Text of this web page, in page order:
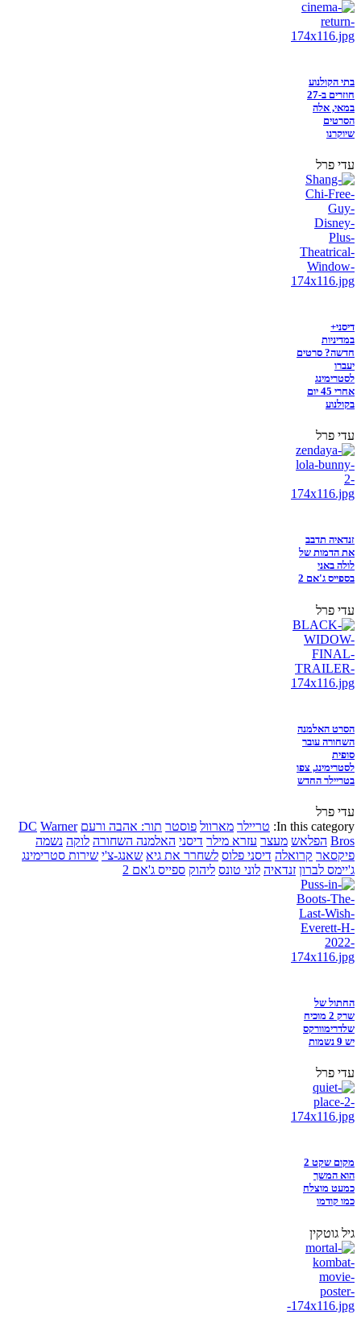
בתי הקולנוע
חוזרים ב-27
במאי, אלה
הסרטים
שיוקרנו
עדי פרל
דיסני+
במדיניות
חדשה? סרטים
יעברו
לסטרימינג
אחרי 45 יום
בקולנוע
עדי פרל
זנדאיה תדבב
את הדמות של
לולה באני
בספייס ג'אם 2
עדי פרל
הסרט האלמנה
השחורה עובר
סופית
לסטרימינג, צפו
בטריילר החדש
עדי פרל
In this category: טריילר מארוול פוסטר תור: אהבה ורעם DC Warner
Bros הפלאש מעצר עזרא מילר דיסני האלמנה השחורה לוקה נשמה
פיקסאר קרואלה דיסני פלוס לשחרר את גיא שאנג-צ'י שירות סטרימינג
ג'יימס לברון זנדאיה לוני טונס ליהוק ספייס ג'אם 2
החתול של
שרק 2 מוכיח
שלדרימוורקס
יש 9 נשמות
עדי פרל
מקום שקט 2
הוא המשך
כמעט מוצלח
כמו קודמו
גיל גוטקין